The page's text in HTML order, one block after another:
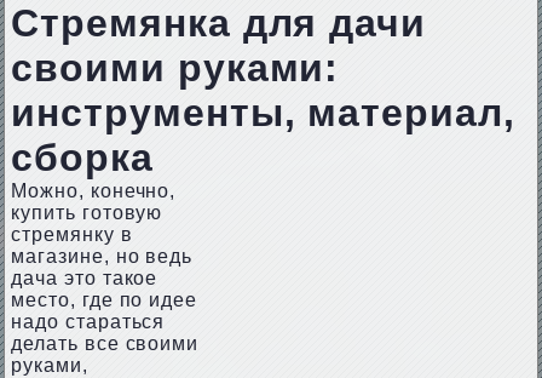
Стремянка для дачи
своими руками:
инструменты, материал,
сборка
Можно, конечно,
купить готовую
стремянку в
магазине, но ведь
дача это такое
место, где по идее
надо стараться
делать все своими
руками,